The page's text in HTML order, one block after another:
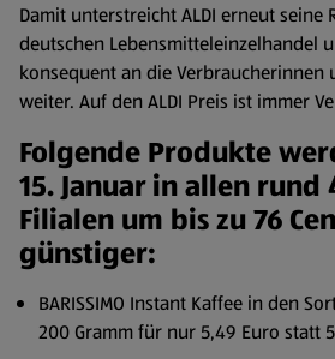
Damit unterstreicht ALDI erneut seine
deutschen Lebensmitteleinzelhandel
konsequent an die Verbraucherinnen
weiter. Auf den ALDI Preis ist immer
Folgende Produkte
15. Januar in allen rund
Filialen um bis zu 76
günstiger:
BARISSIMO Instant Kaffee in den
200 Gramm für nur 5,49 Euro statt